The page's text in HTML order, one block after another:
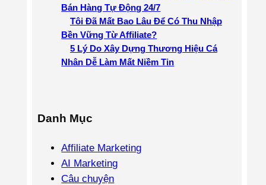
Bán Hàng Tự Động 24/7
Tôi Đã Mất Bao Lâu Để Có Thu Nhập
Bền Vững Từ Affiliate?
5 Lý Do Xây Dựng Thương Hiệu Cá
Nhân Dễ Làm Mất Niềm Tin
Danh Mục
Affiliate Marketing
AI Marketing
Câu chuyện